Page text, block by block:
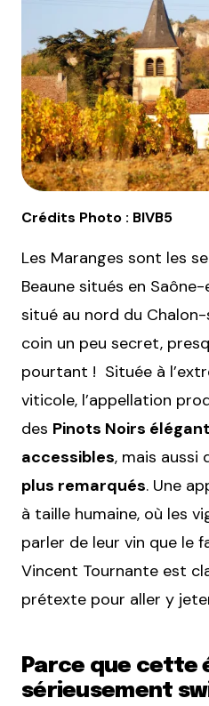
Crédits Photo : BIVB5
Les Maranges sont les
Beaune situés en
situé au nord du
coin un peu secret,
pourtant ! Située à
viticole, l’appellation
des Pinots Noirs
accessibles, mais aussi
plus remarqués. Une
à taille humaine, où les
parler de leur vin que le
Vincent Tournante est
prétexte pour aller y
Parce que cette
sérieusement